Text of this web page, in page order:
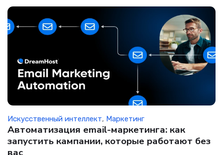
Искусственный интеллект, Маркетинг
Автоматизация email-маркетинга: как
запустить кампании, которые работают без